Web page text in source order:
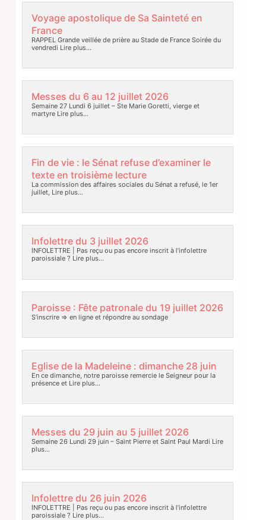
Voyage apostolique de Sa Sainteté en
France
RAPPEL Grande veillée de prière au Stade de France Soirée du
vendredi Lire plus…
Messes du 6 au 12 juillet 2026
Semaine 27 Lundi 6 juillet – Ste Marie Goretti, vierge et
martyreLire plus…
Fin de vie : le Sénat refuse d’examiner le
texte en troisième lecture
La commission des affaires sociales du Sénat a refusé, le 1er
juillet, Lire plus…
Infolettre du 3 juillet 2026
INFOLETTRE | Pas reçu ou pas encore inscrit à l’infolettre
paroissiale ? Lire plus…
Paroisse : Fête patronale du 19 juillet 2026
S’inscrire => en ligne et répondre au sondage
Eglise de la Madeleine : dimanche 28 juin
En ce dimanche, notre paroisse remercie le Seigneur pour la
présence etLire plus…
Messes du 29 juin au 5 juillet 2026
Semaine 26 Lundi 29 juin – Saint Pierre et Saint Paul Mardi Lire
plus…
Infolettre du 26 juin 2026
INFOLETTRE | Pas reçu ou pas encore inscrit à l’infolettre
paroissiale ? Lire plus…